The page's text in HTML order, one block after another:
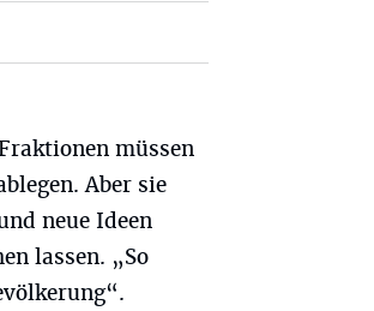
müssen
Aber sie
neue Ideen
lassen. „So